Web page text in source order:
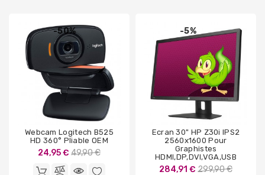
-50%
Webcam Logitech B525
HD 360° Pliable OEM
24,95 € Prix
49,90 €
-5%
Ecran 30" HP Z30i IPS2
2560x1600 Pour
Graphistes
HDMI,DP,DVI,VGA,USB
284,91 € Prix
299,90 €